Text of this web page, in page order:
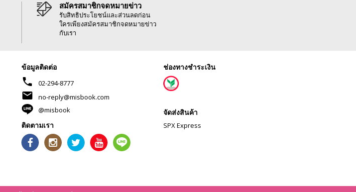
สมัครสมาชิกจดหมายข่าว
รับสิทธิประโยชน์และส่วนลดก่อน
ใครเพียงสมัครสมาชิกจดหมายข่าว
กับเรา
ข้อมูลติดต่อ
phone 02-294-8777
mail
no-reply@misbook.com
@misbook
ติดตามเรา
ช่องทางชำระเงิน
จัดส่งสินค้า
SPX Express